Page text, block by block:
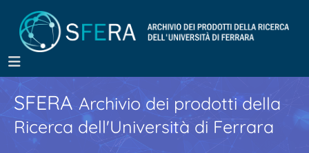
SFERA Archivio dei prodotti della
Ricerca dell'Università di Ferrara